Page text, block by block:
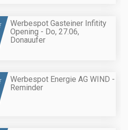
Werbespot Gasteiner Infitity
Opening - Do, 27.06,
Donauufer
Werbespot Energie AG WIND -
Reminder